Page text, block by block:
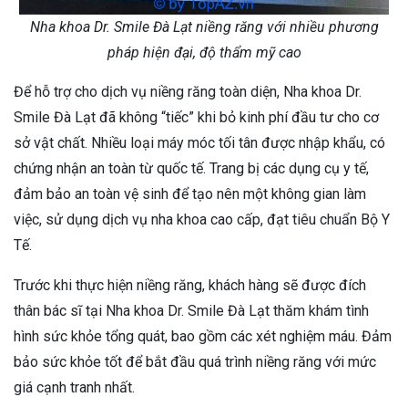
Nha khoa Dr. Smile Đà Lạt niềng răng với nhiều phương
pháp hiện đại, độ thẩm mỹ cao
Để hỗ trợ cho dịch vụ niềng răng toàn diện, Nha khoa Dr.
Smile Đà Lạt đã không “tiếc” khi bỏ kinh phí đầu tư cho cơ
sở vật chất. Nhiều loại máy móc tối tân được nhập khẩu, có
chứng nhận an toàn từ quốc tế. Trang bị các dụng cụ y tế,
đảm bảo an toàn vệ sinh để tạo nên một không gian làm
việc, sử dụng dịch vụ nha khoa cao cấp, đạt tiêu chuẩn Bộ Y
Tế.
Trước khi thực hiện niềng răng, khách hàng sẽ được đích
thân bác sĩ tại Nha khoa Dr. Smile Đà Lạt thăm khám tình
hình sức khỏe tổng quát, bao gồm các xét nghiệm máu. Đảm
bảo sức khỏe tốt để bắt đầu quá trình niềng răng với mức
giá cạnh tranh nhất.